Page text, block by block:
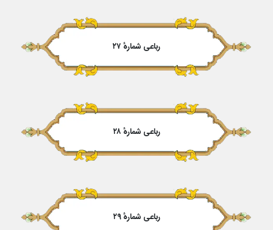
رباعی شمارهٔ ۲۷
رباعی شمارهٔ ۲۸
رباعی شمارهٔ ۲۹